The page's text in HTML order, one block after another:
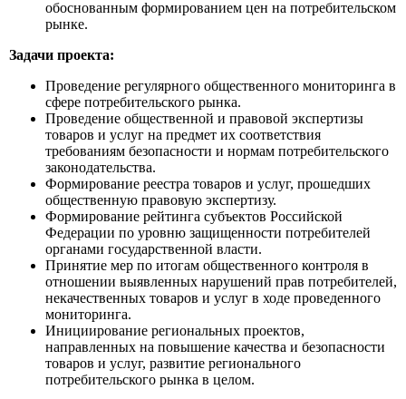
обоснованным формированием цен на потребительском
рынке.
Задачи проекта:
Проведение регулярного общественного мониторинга в
сфере потребительского рынка.
Проведение общественной и правовой экспертизы
товаров и услуг на предмет их соответствия
требованиям безопасности и нормам потребительского
законодательства.
Формирование реестра товаров и услуг, прошедших
общественную правовую экспертизу.
Формирование рейтинга субъектов Российской
Федерации по уровню защищенности потребителей
органами государственной власти.
Принятие мер по итогам общественного контроля в
отношении выявленных нарушений прав потребителей,
некачественных товаров и услуг в ходе проведенного
мониторинга.
Инициирование региональных проектов,
направленных на повышение качества и безопасности
товаров и услуг, развитие регионального
потребительского рынка в целом.